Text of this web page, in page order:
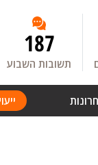
187
תשובות השבוע